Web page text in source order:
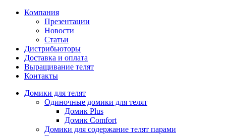
Компания
Презентации
Новости
Статьи
Дистрибьюторы
Доставка и оплата
Выращивание телят
Контакты
Домики для телят
Одиночные домики для телят
Домик Plus
Домик Comfort
Домики для содержание телят парами